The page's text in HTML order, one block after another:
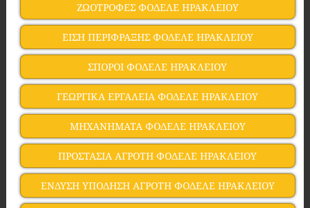
ΖΩΟΤΡΟΦΕΣ ΦΟΔΕΛΕ ΗΡΑΚΛΕΙΟΥ
ΕΙΣΗ ΠΕΡΙΦΡΑΞΗΣ ΦΟΔΕΛΕ ΗΡΑΚΛΕΙΟΥ
ΣΠΟΡΟΙ ΦΟΔΕΛΕ ΗΡΑΚΛΕΙΟΥ
ΓΕΩΡΓΙΚΑ ΕΡΓΑΛΕΙΑ ΦΟΔΕΛΕ ΗΡΑΚΛΕΙΟΥ
ΜΗΧΑΝΗΜΑΤΑ ΦΟΔΕΛΕ ΗΡΑΚΛΕΙΟΥ
ΠΡΟΣΤΑΣΙΑ ΑΓΡΟΤΗ ΦΟΔΕΛΕ ΗΡΑΚΛΕΙΟΥ
ΕΝΔΥΣΗ ΥΠΟΔΗΣΗ ΑΓΡΟΤΗ ΦΟΔΕΛΕ ΗΡΑΚΛΕΙΟΥ